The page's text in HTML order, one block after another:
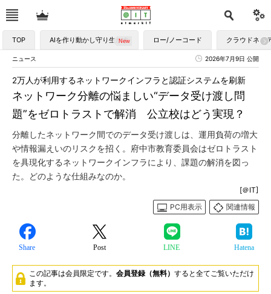
TOP AIを作り動かし守り生かす ロー/ノーコード クラウドネイ
ニュース 2026年7月9日 公開
ネットワーク分離の悩ましい“データ受け渡し問
題”をゼロトラストで解消 公立校はどう実現？
2万人が利用するネットワークインフラと認証システムを刷新
分離したネットワーク間でのデータ受け渡しは、運用負荷の増大
や情報漏えいのリスクを招く。府中市教育委員会はゼロトラスト
を具現化するネットワークインフラにより、課題の解消を図っ
た。どのような仕組みなのか。
[＠IT]
PC用表示
関連情報
Share Post LINE Hatena
この記事は会員限定です。 会員登録（無料） すると全てご覧いただけ
ます。